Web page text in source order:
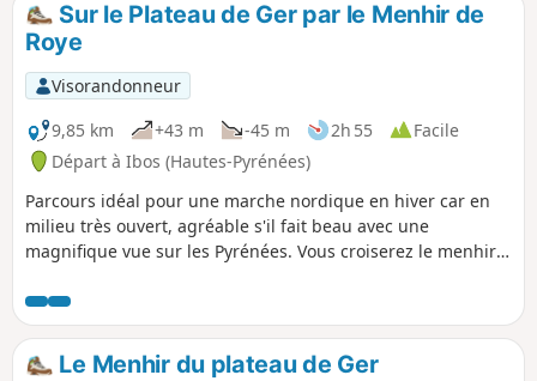
p
Sur le Plateau de Ger par le Menhir de
Roye
Visorandonneur
9,85 km
+43 m -45 m 2h 55
Facile
Départ à Ibos (Hautes-Pyrénées)
Parcours idéal pour une marche nordique en hiver car en
milieu très ouvert, agréable s'il fait beau avec une
magnifique vue sur les Pyrénées. Vous croiserez le menhir
biches et des sangliers. Ce parcours se fait en moins de
deux heures en marche nordique avec un bon rythme.
Compter trois heures en promenade.
Le Menhir du plateau de Ger